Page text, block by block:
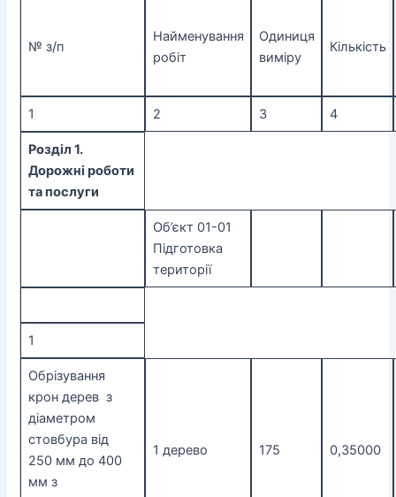
№ з/п
Найменування
робіт
Одиниця
виміру
Кількість
1 2 3 4
Розділ 1.
Дорожні роботи
та послуги
Об’єкт 01-01
Підготовка
території
1
Обрізування
крон дерев з
діаметром
стовбура від
250 мм до 400
мм з
1 дерево 175 0,35000